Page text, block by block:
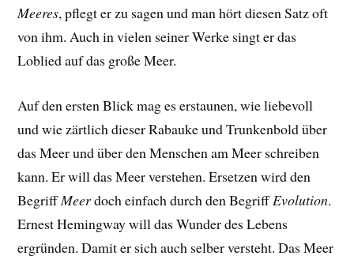
Meeres, pflegt er zu sagen und man hört diesen Satz oft
von ihm. Auch in vielen seiner Werke singt er das
Loblied auf das große Meer.
Auf den ersten Blick mag es erstaunen, wie liebevoll
und wie zärtlich dieser Rabauke und Trunkenbold über
das Meer und über den Menschen am Meer schreiben
kann. Er will das Meer verstehen. Ersetzen wird den
BegriffMeerdoch einfach durch den BegriffEvolution.
Ernest Hemingway will das Wunder des Lebens
ergründen. Damit er sich auch selber versteht. Das Meer